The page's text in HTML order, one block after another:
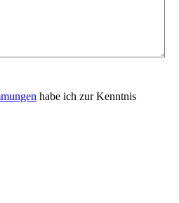
habe ich zur Kenntnis